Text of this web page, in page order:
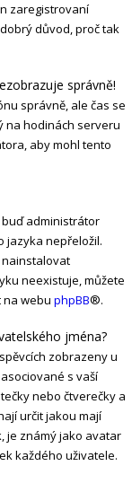
zaregistrovaní
důvod, proč tak
správně!
správně, ale čas se
na hodinách serveru
aby mohl tento
administrátor
jazyka nepřeložil.
neexistuje, můžete
na webu phpBB®.
jména?
zobrazeny u
s vaší
nebo čtverečky a
určit jakou mají
je známý jako avatar
každého uživatele.